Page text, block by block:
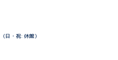
（日・祝: 休館）